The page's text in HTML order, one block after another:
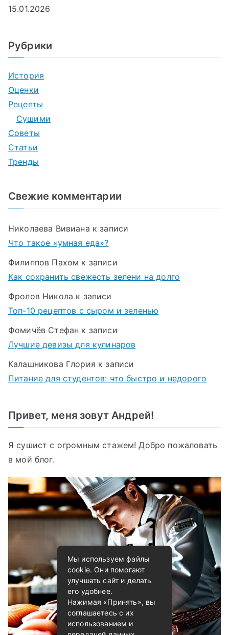
15.01.2026
Рубрики
История
Оценки
Рецепты
Сушими
Советы
Статьи
Тренды
Свежие комментарии
Николаева Вивиана к записи
Что такое «умная еда»?
Филиппов Пахом к записи
Как сохранить свежесть зелени на долго
Фролов Никола к записи
Топ-10 рецептов с сыром и зеленью
Фомичёв Стефан к записи
Лучшие девизы для кулинаров
Калашникова Глория к записи
Питание для студентов: что быстро и недорого
Привет, меня зовут Андрей!
Я сушист с огромным стажем! Добро пожаловать
в мой блог.
Мы используем файлы
cookie. Они помогают
улучшать сайт и делать
его удобнее.
Нажимая «Принять», вы
соглашаетесь с их
использованием и